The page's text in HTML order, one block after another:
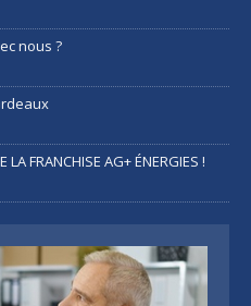
nous ?
LA FRANCHISE AG+ ÉNERGIES !